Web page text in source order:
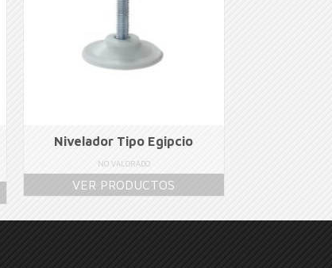
Nivelador Tipo Egipcio
NO VALORADO
VER PRODUCTOS